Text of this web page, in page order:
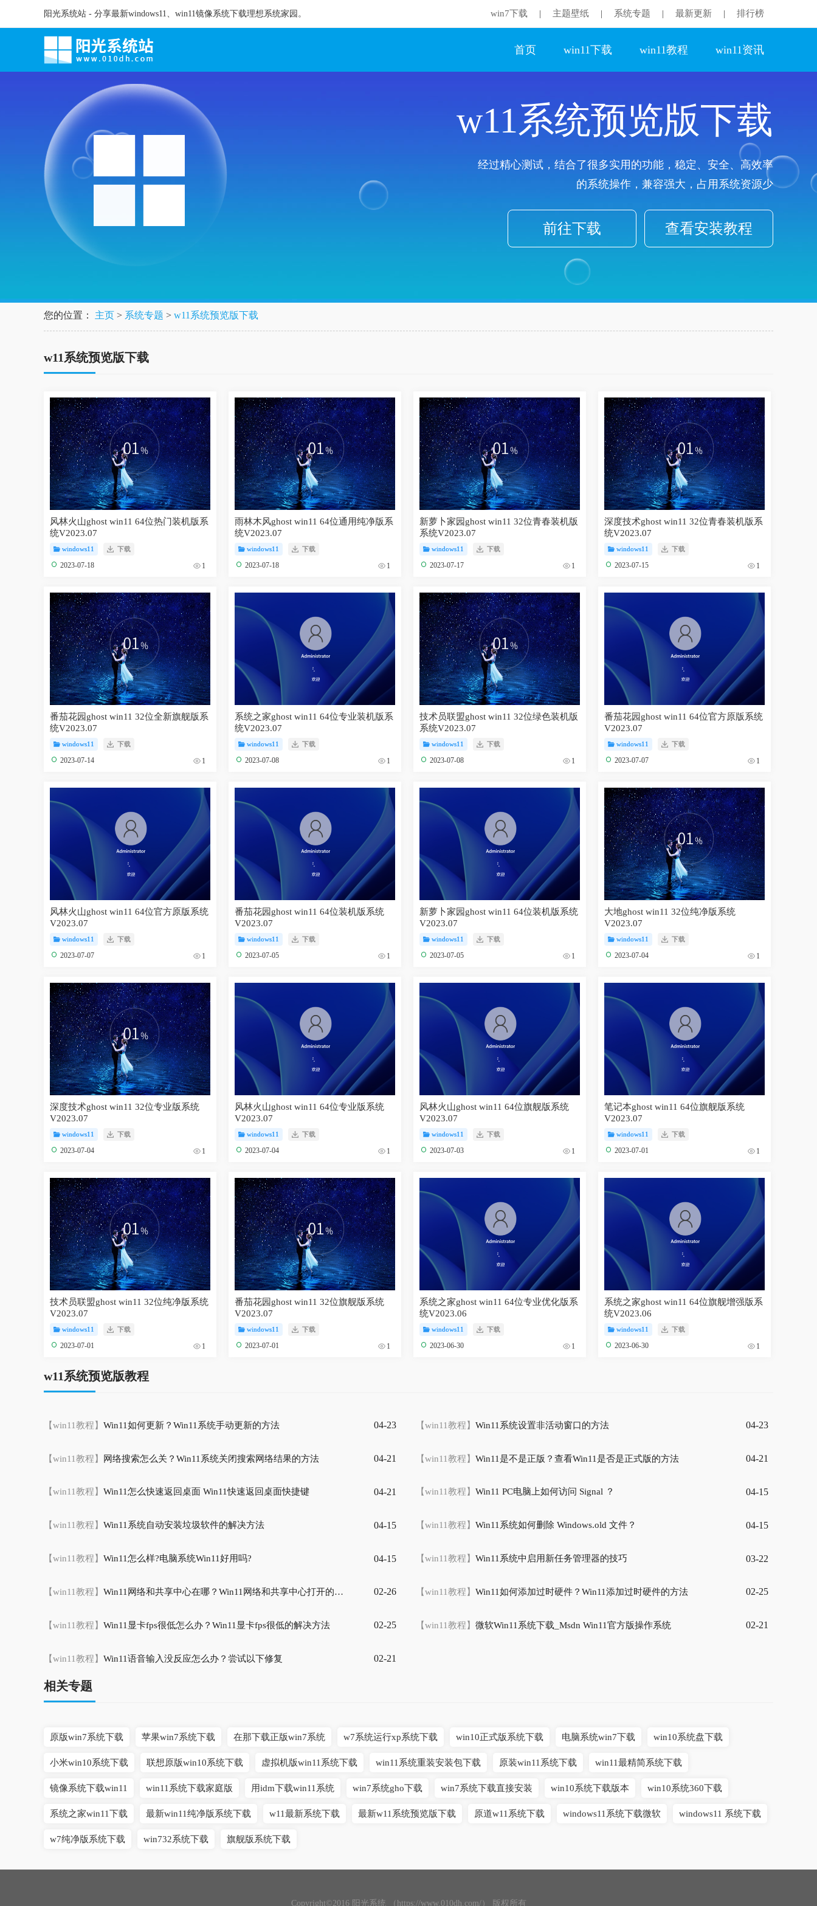
阳光系统站 - 分享最新windows11、win11镜像系统下载理想系统家园。 win7下载 主题壁纸 系统专题 最新更新 排行榜
首页 win11下载 win11教程 win11资讯
w11系统预览版下载
经过精心测试，结合了很多实用的功能，稳定、安全、高效率
的系统操作，兼容强大，占用系统资源少
查看安装教程
前往下载
您的位置： 主页 > 系统专题 > w11系统预览版下载
w11系统预览版下载
风林火山ghost win11 64位热门装机版系
统V2023.07
windows11 下载
2023-07-18 1
雨林木风ghost win11 64位通用纯净版系
统V2023.07
windows11 下载
2023-07-18 1
新萝卜家园ghost win11 32位青春装机版
系统V2023.07
windows11 下载
2023-07-17 1
深度技术ghost win11 32位青春装机版系
统V2023.07
windows11 下载
2023-07-15 1
番茄花园ghost win11 32位全新旗舰版系
统V2023.07
windows11 下载
2023-07-14 1
系统之家ghost win11 64位专业装机版系
统V2023.07
windows11 下载
2023-07-08 1
技术员联盟ghost win11 32位绿色装机版
系统V2023.07
windows11 下载
2023-07-08 1
番茄花园ghost win11 64位官方原版系统
V2023.07
windows11 下载
2023-07-07 1
风林火山ghost win11 64位官方原版系统
V2023.07
windows11 下载
2023-07-07 1
番茄花园ghost win11 64位装机版系统
V2023.07
windows11 下载
2023-07-05 1
新萝卜家园ghost win11 64位装机版系统
V2023.07
windows11 下载
2023-07-05 1
大地ghost win11 32位纯净版系统
V2023.07
windows11 下载
2023-07-04 1
深度技术ghost win11 32位专业版系统
V2023.07
windows11 下载
2023-07-04 1
风林火山ghost win11 64位专业版系统
V2023.07
windows11 下载
2023-07-04 1
风林火山ghost win11 64位旗舰版系统
V2023.07
windows11 下载
2023-07-03 1
笔记本ghost win11 64位旗舰版系统
V2023.07
windows11 下载
2023-07-01 1
技术员联盟ghost win11 32位纯净版系统
V2023.07
windows11 下载
2023-07-01 1
番茄花园ghost win11 32位旗舰版系统
V2023.07
windows11 下载
2023-07-01 1
系统之家ghost win11 64位专业优化版系
统V2023.06
windows11 下载
2023-06-30 1
系统之家ghost win11 64位旗舰增强版系
统V2023.06
windows11 下载
2023-06-30 1
w11系统预览版教程
【win11教程】 Win11如何更新？Win11系统手动更新的方法 04-23 【win11教程】 Win11系统设置非活动窗口的方法 04-23
【win11教程】 网络搜索怎么关？Win11系统关闭搜索网络结果的方法 04-21 【win11教程】 Win11是不是正版？查看Win11是否是正式版的方法 04-21
【win11教程】 Win11怎么快速返回桌面 Win11快速返回桌面快捷键 04-21 【win11教程】 Win11 PC电脑上如何访问 Signal ？ 04-15
【win11教程】 Win11系统自动安装垃圾软件的解决方法 04-15 【win11教程】 Win11系统如何删除 Windows.old 文件？ 04-15
【win11教程】 Win11怎么样?电脑系统Win11好用吗? 04-15 【win11教程】 Win11系统中启用新任务管理器的技巧 03-22
【win11教程】 Win11网络和共享中心在哪？Win11网络和共享中心打开的方法 02-26 【win11教程】 Win11如何添加过时硬件？Win11添加过时硬件的方法 02-25
【win11教程】 Win11显卡fps很低怎么办？Win11显卡fps很低的解决方法 02-25 【win11教程】 微软Win11系统下载_Msdn Win11官方版操作系统 02-21
【win11教程】 Win11语音输入没反应怎么办？尝试以下修复 02-21
相关专题
原版win7系统下载 苹果win7系统下载 在那下载正版win7系统 w7系统运行xp系统下载 win10正式版系统下载 电脑系统win7下载 win10系统盘下载
小米win10系统下载 联想原版win10系统下载 虚拟机版win11系统下载 win11系统重装安装包下载 原装win11系统下载 win11最精简系统下载
镜像系统下载win11 win11系统下载家庭版 用idm下载win11系统 win7系统gho下载 win7系统下载直接安装 win10系统下载版本 win10系统360下载
系统之家win11下载 最新win11纯净版系统下载 w11最新系统下载 最新w11系统预览版下载 原道w11系统下载 windows11系统下载微软 windows11 系统下载
w7纯净版系统下载 win732系统下载 旗舰版系统下载
Copyright©2016 阳光系统 （https://www.010dh.com/） 版权所有